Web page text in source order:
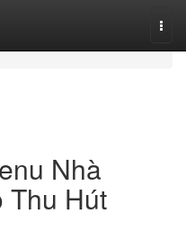
Nhà
Thu Hút